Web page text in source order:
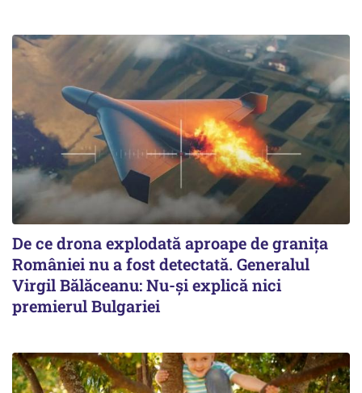
De ce drona explodată aproape de granița
României nu a fost detectată. Generalul
Virgil Bălăceanu: Nu-și explică nici
premierul Bulgariei